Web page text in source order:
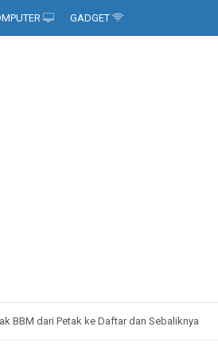
GADGET
BBM dari Petak ke Daftar dan Sebaliknya